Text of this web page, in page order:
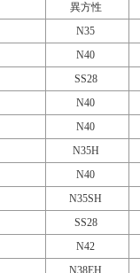
異方性
N35
N40
SS28
N40
N40
N35H
N40
N35SH
SS28
N42
N38EH